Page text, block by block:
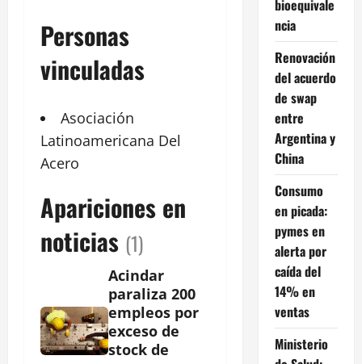
Personas
vinculadas
Asociación
Latinoamericana Del
Acero
Apariciones en
noticias (1)
Acindar
paraliza 200
empleos por
exceso de
stock de
bioequivale
ncia
Renovación
del acuerdo
de swap
entre
Argentina y
China
Consumo
en picada:
pymes en
alerta por
caída del
14% en
ventas
Ministerio